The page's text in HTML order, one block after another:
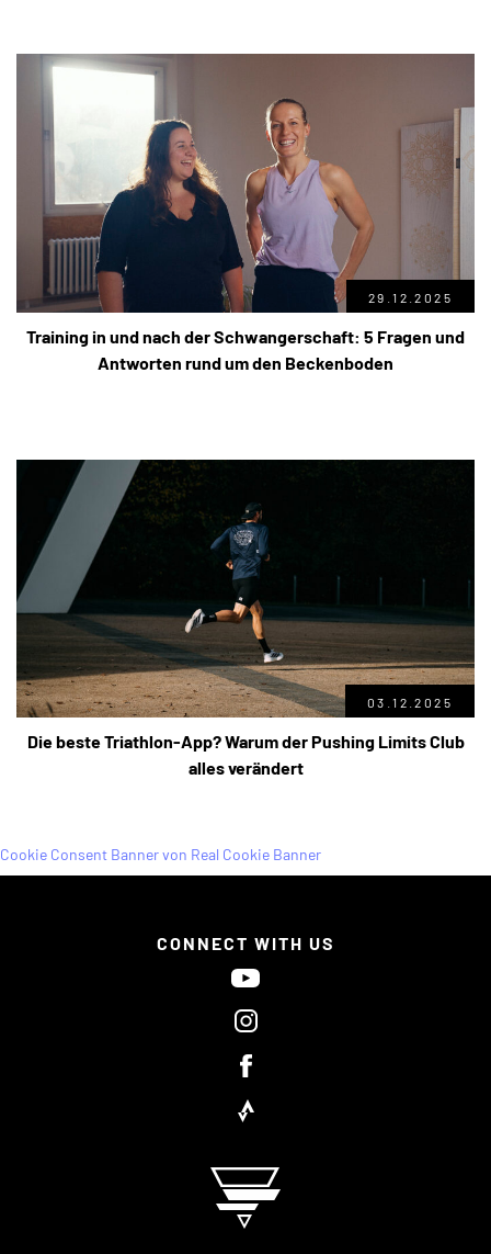
29.12.2025
Training in und nach der Schwangerschaft: 5 Fragen und
Antworten rund um den Beckenboden
03.12.2025
Die beste Triathlon-App? Warum der Pushing Limits Club
alles verändert
CONNECT WITH US
Cookie Consent Banner von Real Cookie Banner